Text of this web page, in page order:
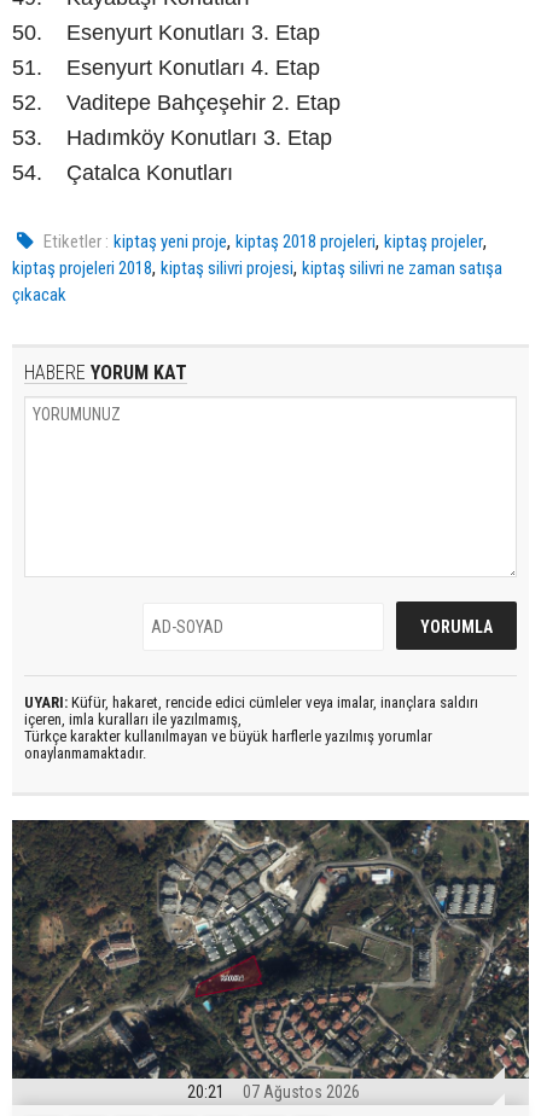
50. Esenyurt Konutları 3. Etap
51. Esenyurt Konutları 4. Etap
52. Vaditepe Bahçeşehir 2. Etap
53. Hadımköy Konutları 3. Etap
54. Çatalca Konutları
Etiketler : kiptaş yeni proje,kiptaş 2018 projeleri,kiptaş projeler,
kiptaş projeleri 2018, kiptaş silivri projesi, kiptaş silivri ne zaman satışa
çıkacak
HABERE YORUM KAT
UYARI: Küfür, hakaret, rencide edici cümleler veya imalar, inançlara saldırı
içeren, imla kuralları ile yazılmamış,
Türkçe karakter kullanılmayan ve büyük harflerle yazılmış yorumlar
onaylanmamaktadır.
20:21 07 Ağustos 2026